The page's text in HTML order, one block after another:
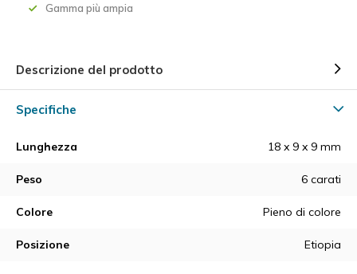
Gamma più ampia
Descrizione del prodotto
Specifiche
Lunghezza 18 x 9 x 9 mm
Peso 6 carati
Colore Pieno di colore
Posizione Etiopia